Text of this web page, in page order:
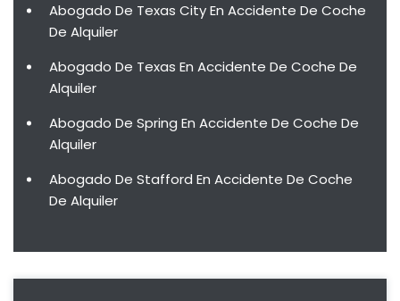
Abogado De Texas City En Accidente De Coche
De Alquiler
Abogado De Texas En Accidente De Coche De
Alquiler
Abogado De Spring En Accidente De Coche De
Alquiler
Abogado De Stafford En Accidente De Coche
De Alquiler